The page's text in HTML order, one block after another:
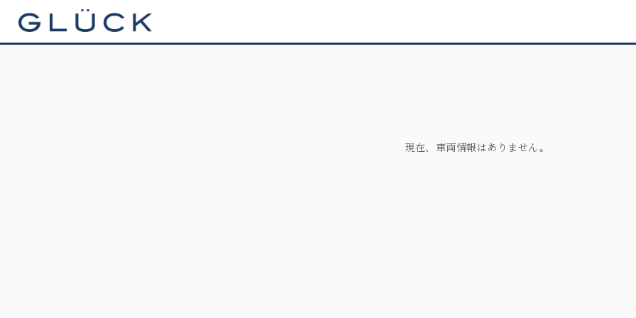
現在、車両情報はありません。